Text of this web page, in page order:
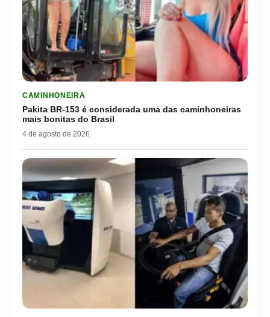
CAMINHONEIRA
Pakita BR-153 é considerada uma das caminhoneiras
mais bonitas do Brasil
4 de agosto de 2026